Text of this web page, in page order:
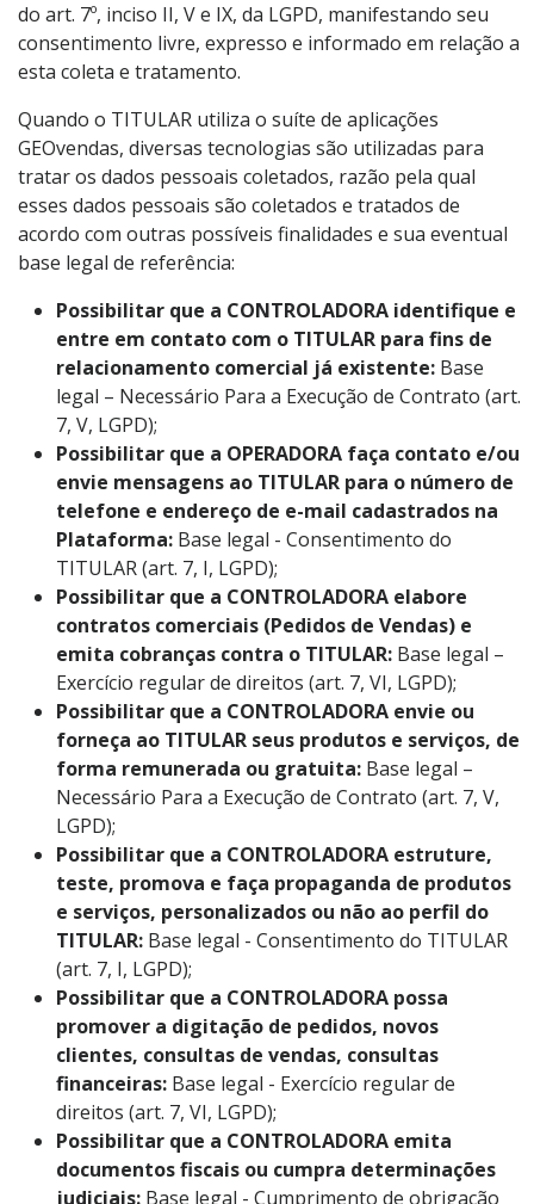
do art. 7º, inciso II, V e IX, da LGPD, manifestando seu
consentimento livre, expresso e informado em relação a
esta coleta e tratamento.
Quando o TITULAR utiliza o suíte de aplicações
GEOvendas, diversas tecnologias são utilizadas para
tratar os dados pessoais coletados, razão pela qual
esses dados pessoais são coletados e tratados de
acordo com outras possíveis finalidades e sua eventual
base legal de referência:
Possibilitar que a CONTROLADORA identifique e
entre em contato com o TITULAR para fins de
relacionamento comercial já existente: Base
legal – Necessário Para a Execução de Contrato (art.
7, V, LGPD);
Possibilitar que a OPERADORA faça contato e/ou
envie mensagens ao TITULAR para o número de
telefone e endereço de e-mail cadastrados na
Plataforma: Base legal - Consentimento do
TITULAR (art. 7, I, LGPD);
Possibilitar que a CONTROLADORA elabore
contratos comerciais (Pedidos de Vendas) e
emita cobranças contra o TITULAR: Base legal –
Exercício regular de direitos (art. 7, VI, LGPD);
Possibilitar que a CONTROLADORA envie ou
forneça ao TITULAR seus produtos e serviços, de
forma remunerada ou gratuita: Base legal –
Necessário Para a Execução de Contrato (art. 7, V,
LGPD);
Possibilitar que a CONTROLADORA estruture,
teste, promova e faça propaganda de produtos
e serviços, personalizados ou não ao perfil do
TITULAR: Base legal - Consentimento do TITULAR
(art. 7, I, LGPD);
Possibilitar que a CONTROLADORA possa
promover a digitação de pedidos, novos
clientes, consultas de vendas, consultas
financeiras: Base legal - Exercício regular de
direitos (art. 7, VI, LGPD);
Possibilitar que a CONTROLADORA emita
documentos fiscais ou cumpra determinações
judiciais: Base legal - Cumprimento de obrigação